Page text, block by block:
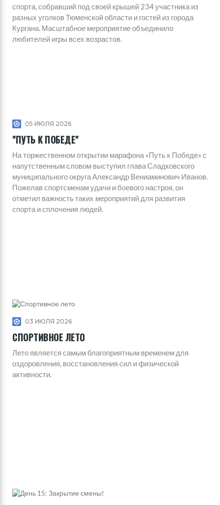
спорта, собравший под своей крышей 234 участника из
разных уголков Тюменской области и гостей из города
Кургана. Масштабное мероприятие объединило
любителей игры всех возрастов.
05 ИЮЛЯ 2026
"ПУТЬ К ПОБЕДЕ"
На торжественном открытии марафона «Путь к Победе» с
напутственным словом выступил глава Сладковского
муниципального округа Александр Вениаминович Иванов.
Пожелав спортсменам удачи и боевого настроя, он
отметил важность таких мероприятий для развития
спорта и сплочения людей.
03 ИЮЛЯ 2026
СПОРТИВНОЕ ЛЕТО
Лето является самым благоприятным временем для
оздоровления, восстановления сил и физической
активности.